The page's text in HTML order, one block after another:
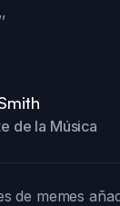
,,
de la Música
de memes